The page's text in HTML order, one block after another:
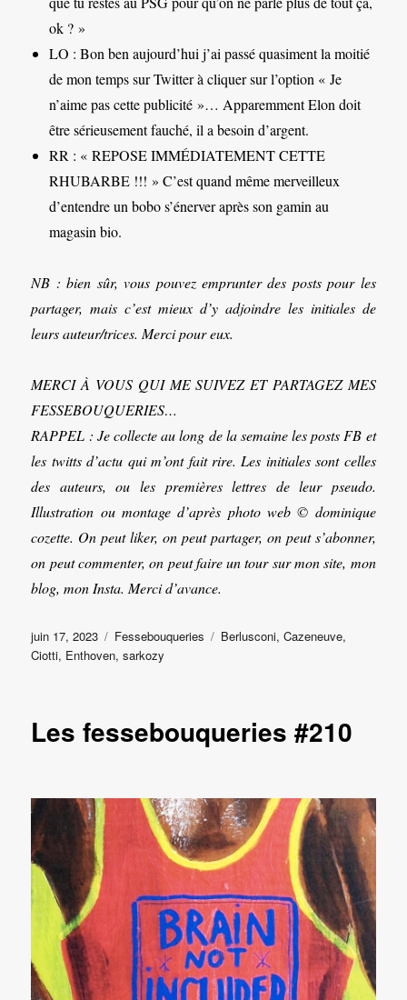
ok ? »
LO : Bon ben aujourd’hui j’ai passé quasiment la moitié
de mon temps sur Twitter à cliquer sur l’option « Je
n’aime pas cette publicité »… Apparemment Elon doit
être sérieusement fauché, il a besoin d’argent.
RR : « REPOSE IMMÉDIATEMENT CETTE
RHUBARBE !!! » C’est quand même merveilleux
d’entendre un bobo s’énerver après son gamin au
magasin bio.
NB : bien sûr, vous pouvez emprunter des posts pour les
partager, mais c’est mieux d’y adjoindre les initiales de
leurs auteur/trices. Merci pour eux.
MERCI À VOUS QUI ME SUIVEZ ET PARTAGEZ MES
FESSEBOUQUERIES…
RAPPEL : Je collecte au long de la semaine les posts FB et
les twitts d’actu qui m’ont fait rire. Les initiales sont celles
des auteurs, ou les premières lettres de leur pseudo.
Illustration ou montage d’après photo web © dominique
cozette. On peut liker, on peut partager, on peut s’abonner,
on peut commenter, on peut faire un tour sur mon site, mon
blog, mon Insta. Merci d’avance.
Publié
le
juin 17, 2023 Catégories
Fessebouqueries Étiquettes
Berlusconi,Cazeneuve,
Ciotti, Enthoven,sarkozy
Les fessebouqueries #210